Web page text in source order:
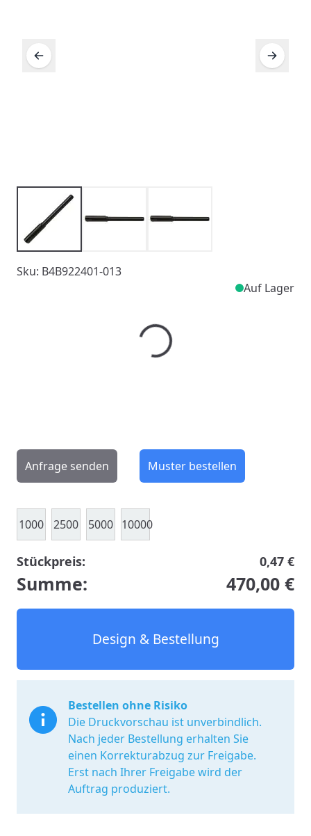
Sku: B4B922401-013
Auf Lager
Anfrage senden Muster bestellen
1000 2500 5000 10000
Stückpreis: 0,47 €
Summe: 470,00 €
Design & Bestellung
Bestellen ohne Risiko
Die Druckvorschau ist unverbindlich.
Nach jeder Bestellung erhalten Sie
einen Korrekturabzug zur Freigabe.
Erst nach Ihrer Freigabe wird der
Auftrag produziert.